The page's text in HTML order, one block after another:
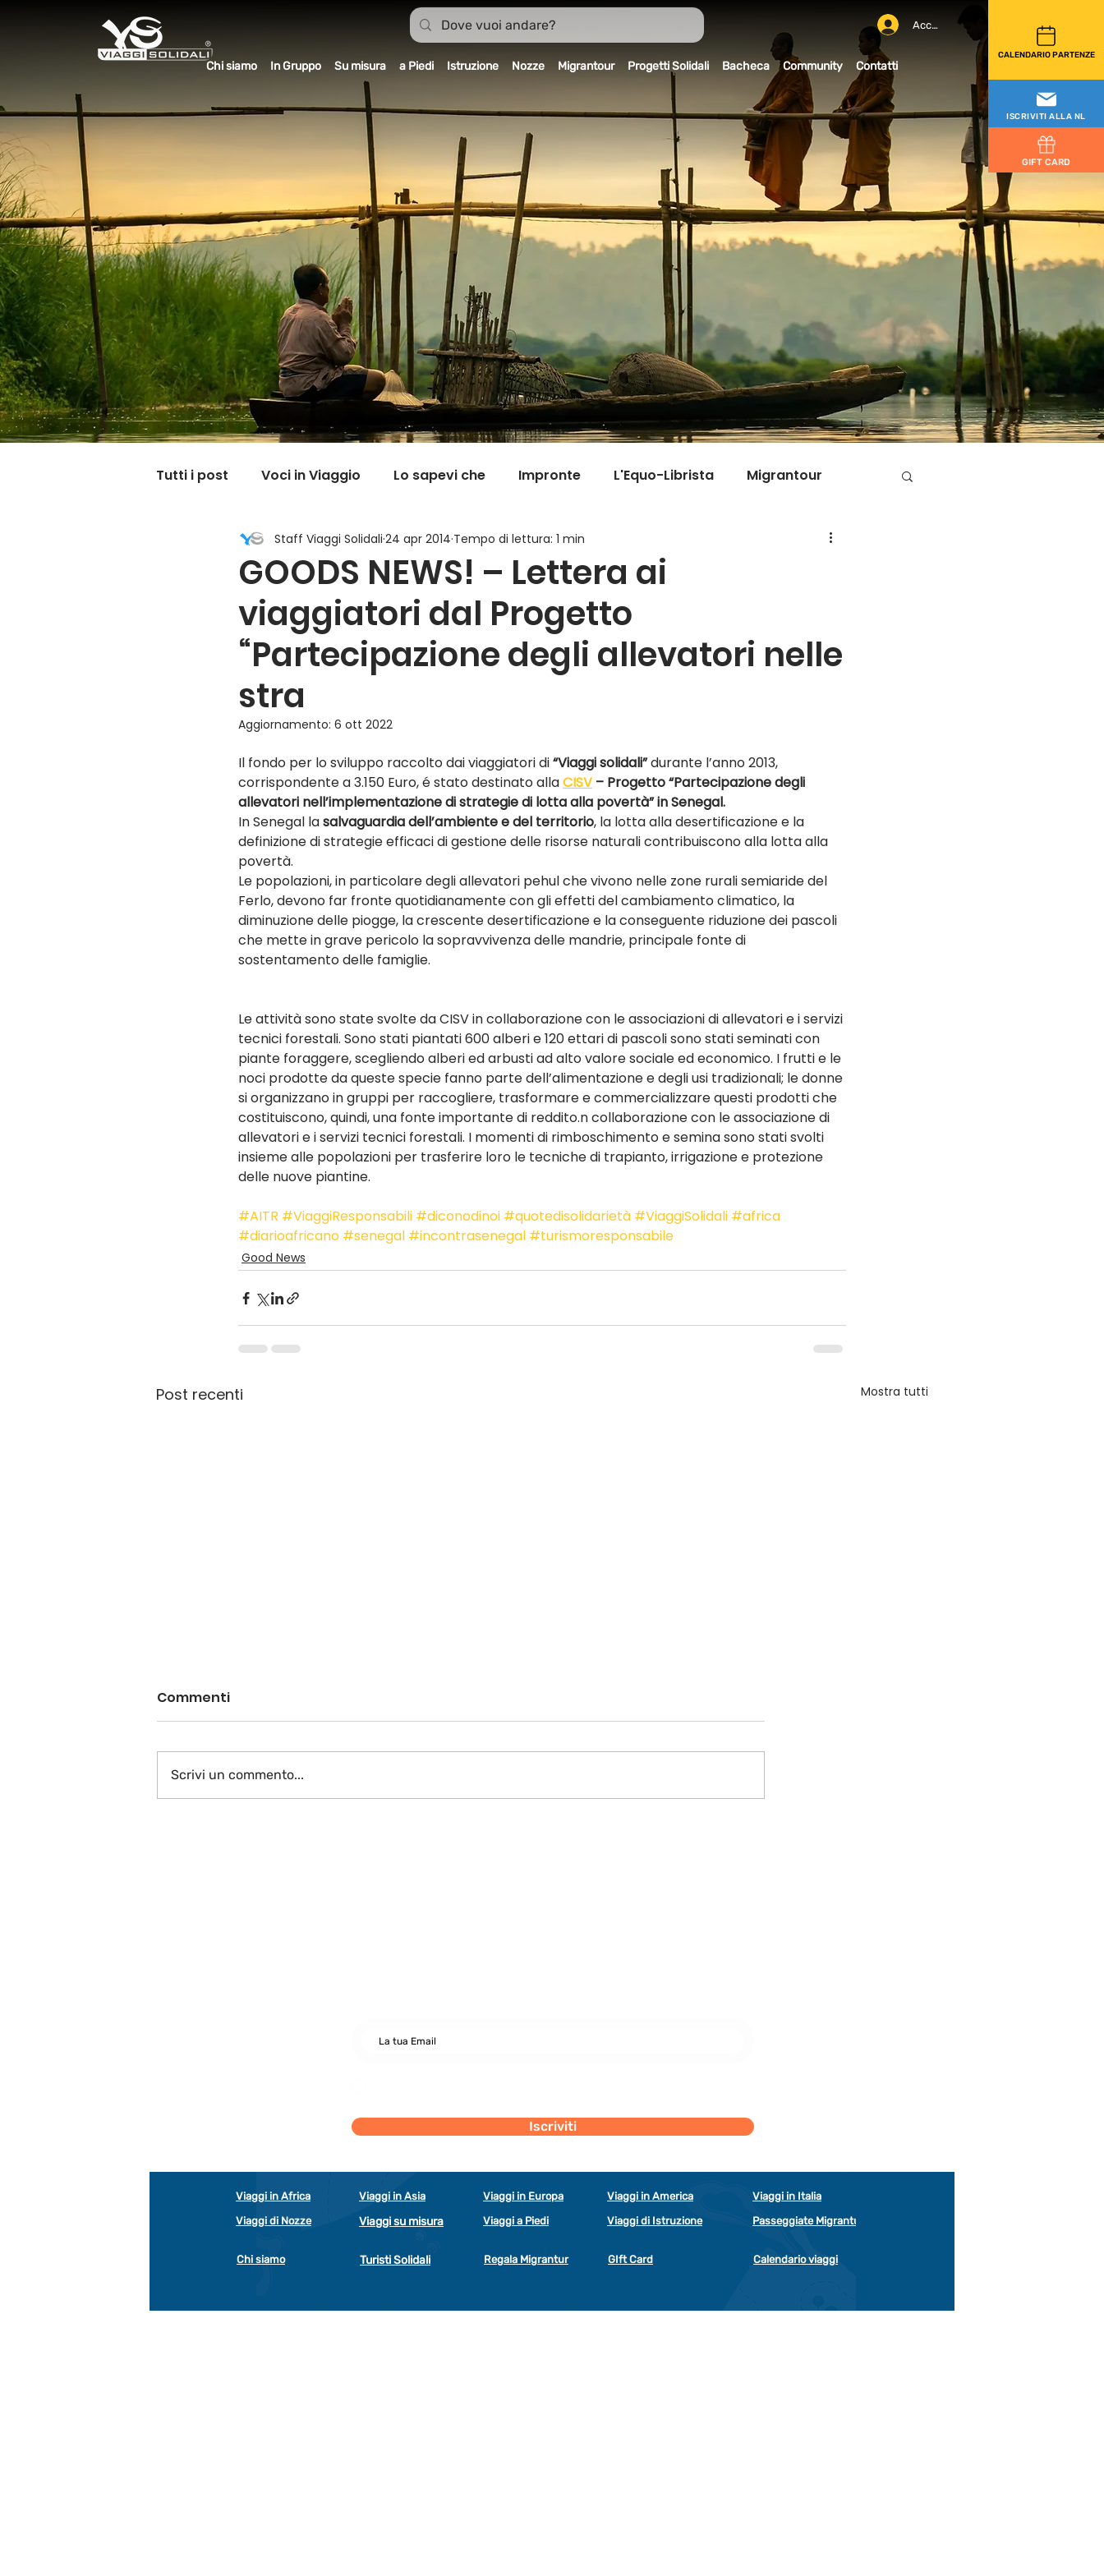
CALENDARIO PARTENZE
Accedi
ISCRIVITI ALLA NL
GIFT CARD
Chi siamo In Gruppo Su misura a Piedi Istruzione Nozze Migrantour Progetti Solidali Bacheca Community Contatti
Tutti i post Voci in Viaggio Lo sapevi che Impronte L'Equo-Librista Migrantour
Dicono di noi Carnet Good News I Viaggi della Tarta
Il mondo @ casa mia Il mondo fuori mi aspetta Viaggi in cucina
GOODS NEWS! – Lettera ai
viaggiatori dal Progetto
“Partecipazione degli allevatori nelle
stra
Staff Viaggi Solidali 24 apr 2014 Tempo di lettura: 1 min
Aggiornamento: 6 ott 2022
Il fondo per lo sviluppo raccolto dai viaggiatori di “Viaggi solidali” durante l’anno 2013,
corrispondente a 3.150 Euro, é stato destinato alla CISV – Progetto “Partecipazione degli
allevatori nell’implementazione di strategie di lotta alla povertà” in Senegal.
In Senegal la salvaguardia dell’ambiente e del territorio, la lotta alla desertificazione e la
definizione di strategie efficaci di gestione delle risorse naturali contribuiscono alla lotta alla
povertà.
Le popolazioni, in particolare degli allevatori pehul che vivono nelle zone rurali semiaride del
Ferlo, devono far fronte quotidianamente con gli effetti del cambiamento climatico, la
diminuzione delle piogge, la crescente desertificazione e la conseguente riduzione dei pascoli
che mette in grave pericolo la sopravvivenza delle mandrie, principale fonte di
sostentamento delle famiglie.
Le attività sono state svolte da CISV in collaborazione con le associazioni di allevatori e i servizi
tecnici forestali. Sono stati piantati 600 alberi e 120 ettari di pascoli sono stati seminati con
piante foraggere, scegliendo alberi ed arbusti ad alto valore sociale ed economico. I frutti e le
noci prodotte da queste specie fanno parte dell’alimentazione e degli usi tradizionali; le donne
si organizzano in gruppi per raccogliere, trasformare e commercializzare questi prodotti che
costituiscono, quindi, una fonte importante di reddito.n collaborazione con le associazione di
allevatori e i servizi tecnici forestali. I momenti di rimboschimento e semina sono stati svolti
insieme alle popolazioni per trasferire loro le tecniche di trapianto, irrigazione e protezione
delle nuove piantine.
#AITR #ViaggiResponsabili #diconodinoi #quotedisolidarietà #ViaggiSolidali #africa
#diarioafricano #senegal #incontrasenegal #turismoresponsabile
Good News
Post recenti Mostra tutti
Good News VIETNAM
Commenti
Scrivi un commento...
Iscriviti
Viaggi in Africa Viaggi in Asia Viaggi in Europa Viaggi in America
Viaggi in Italia
Viaggi di Nozze
Viaggi su misura Viaggi a Piedi Viaggi di Istruzione Passeggiate Migrantur
Chi siamo Turisti Solidali Regala Migrantur GIft Card Calendario viaggi